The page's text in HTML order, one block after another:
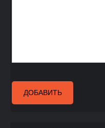
ДОБАВИТЬ